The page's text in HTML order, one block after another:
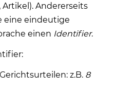
Andererseits
eine eindeutige
einen Identifier.
z.B. 8